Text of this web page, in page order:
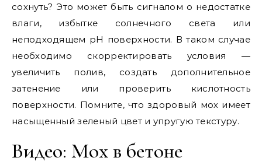
сохнуть? Это может быть сигналом о недостатке
влаги, избытке солнечного света или
неподходящем pH поверхности. В таком случае
необходимо скорректировать условия —
увеличить полив, создать дополнительное
затенение или проверить кислотность
поверхности. Помните, что здоровый мох имеет
насыщенный зеленый цвет и упругую текстуру.
Видео: Мох в бетоне